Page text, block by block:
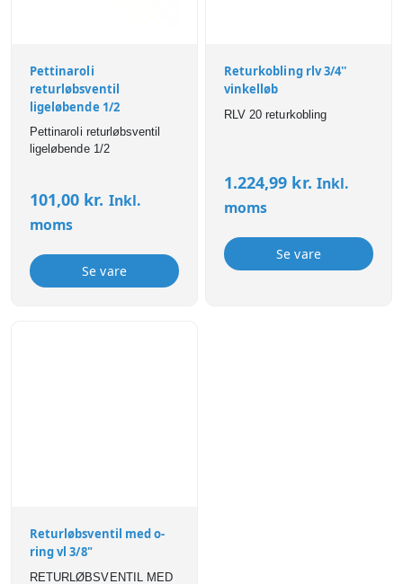
Pettinaroli
returløbsventil
ligeløbende 1/2
Pettinaroli returløbsventil
ligeløbende 1/2
101,00 kr. Inkl.
moms
Se vare
Returkobling rlv 3/4''
vinkelløb
RLV 20 returkobling
1.224,99 kr. Inkl.
moms
Se vare
Returløbsventil med o-
ring vl 3/8"
RETURLØBSVENTIL MED